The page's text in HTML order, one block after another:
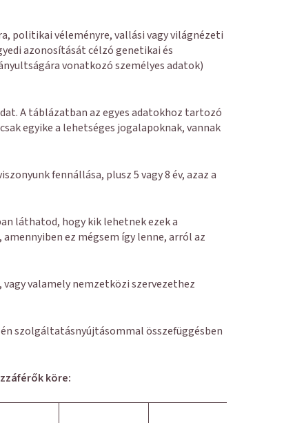
politikai véleményre, vallási vagy világnézeti
azonosítását célzó genetikai és
vonatkozó személyes adatok)
A táblázatban az egyes adatokhoz tartozó
egyike a lehetséges jogalapoknak, vannak
fennállása, plusz 5 vagy 8 év, azaz a
láthatod, hogy kik lehetnek ezek a
ez mégsem így lenne, arról az
valamely nemzetközi szervezethez
szolgáltatásnyújtásommal összefüggésben
köre: